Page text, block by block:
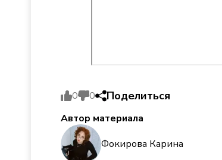
0 0 Поделиться
Автор материала
Фокирова Карина